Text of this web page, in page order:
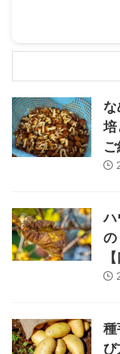
な
培
ハ
の
種
び